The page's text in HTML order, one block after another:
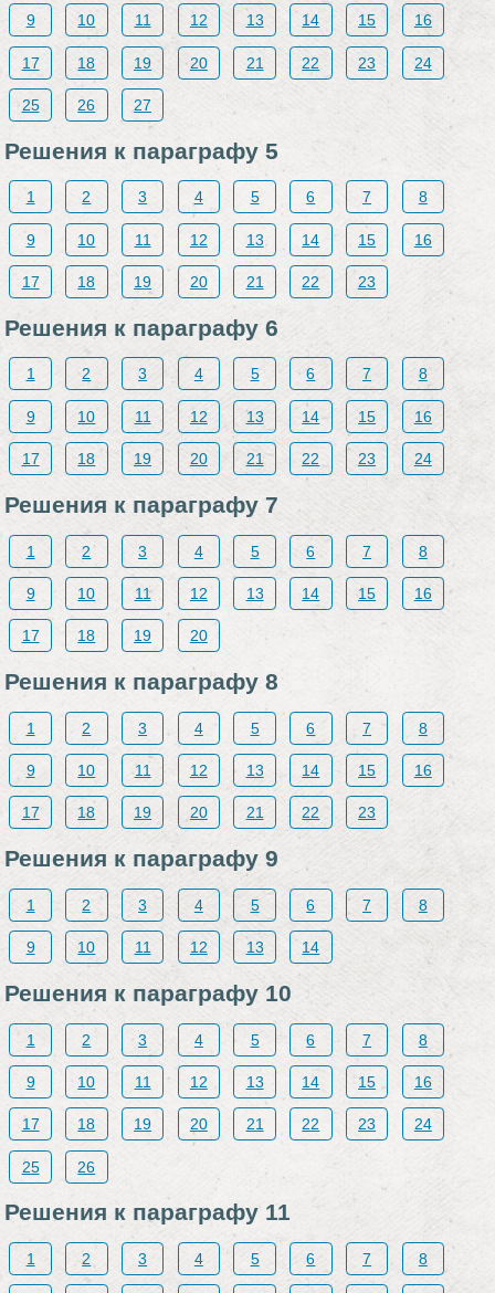
9 10 11 12 13 14 15 16
17 18 19 20 21 22 23 24
25 26 27
Решения к параграфу 5
1 2 3 4 5 6 7 8
9 10 11 12 13 14 15 16
17 18 19 20 21 22 23
Решения к параграфу 6
1 2 3 4 5 6 7 8
9 10 11 12 13 14 15 16
17 18 19 20 21 22 23 24
Решения к параграфу 7
1 2 3 4 5 6 7 8
9 10 11 12 13 14 15 16
17 18 19 20
Решения к параграфу 8
1 2 3 4 5 6 7 8
9 10 11 12 13 14 15 16
17 18 19 20 21 22 23
Решения к параграфу 9
1 2 3 4 5 6 7 8
9 10 11 12 13 14
Решения к параграфу 10
1 2 3 4 5 6 7 8
9 10 11 12 13 14 15 16
17 18 19 20 21 22 23 24
25 26
Решения к параграфу 11
1 2 3 4 5 6 7 8